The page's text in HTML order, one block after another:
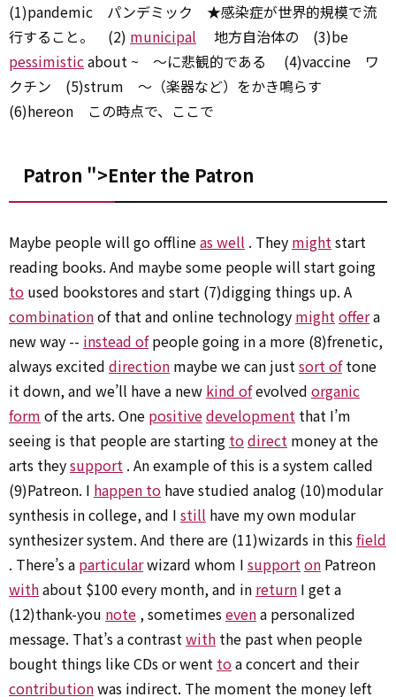
(1)pandemic パンデミック ★感染症が世界的規模で流
行すること。 (2) municipal 地方自治体の (3)be
pessimisticabout ~ ～に悲観的である (4)vaccine ワ
クチン (5)strum ～（楽器など）をかき鳴らす
(6)hereon この時点で、ここで
Patron ">Enter the Patron
Maybe people will go offlineas well . They mightstart
reading books. And maybe some people will start going
to used bookstores and start (7)digging things up. A
combinationof that and online technology mightoffera
new way -- instead ofpeople going in a more (8)frenetic,
always excited direction maybe we can justsort oftone
it down, and we’ll have a new kind ofevolved organic
form of the arts. One positivedevelopment that I’m
seeing is that people are starting todirect money at the
arts theysupport . An example of this is a system called
(9)Patreon. I happen to have studied analog (10)modular
synthesis in college, and I still have my own modular
synthesizer system. And there are (11)wizards in thisfield
. There’s a particularwizard whom I supporton Patreon
withabout $100 every month, and in return I get a
(12)thank-you note , sometimesevena personalized
message. That’s a contrastwith the past when people
bought things like CDs or went toa concert and their
contributionwas indirect. The moment the money left